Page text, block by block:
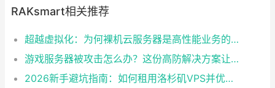
RAKsmart相关推荐
超越虚拟化：为何裸机云服务器是高性能业务的终极选择？推荐RAKsmart
游戏服务器被攻击怎么办？这份高防解决方案让你告别卡顿掉线！
2026新手避坑指南：如何租用洛杉矶VPS并优化跨境体验